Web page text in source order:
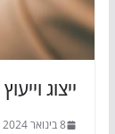
ייצוג
8 בינואר 2024